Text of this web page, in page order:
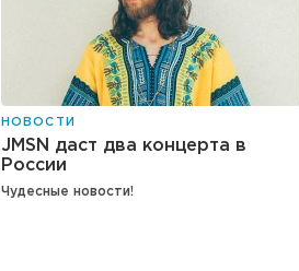
НОВОСТИ
JMSN даст два концерта в
России
Чудесные новости!